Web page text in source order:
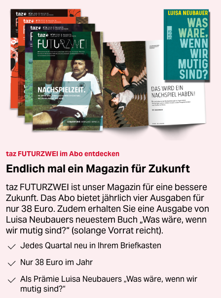
taz FUTURZWEI im Abo entdecken
Endlich mal ein Magazin für Zukunft
taz FUTURZWEI ist unser Magazin für eine bessere
Zukunft. Das Abo bietet jährlich vier Ausgaben für
nur 38 Euro. Zudem erhalten Sie eine Ausgabe von
Luisa Neubauers neuestem Buch „Was wäre, wenn
wir mutig sind?“ (solange Vorrat reicht).
Jedes Quartal neu in Ihrem Briefkasten
Nur 38 Euro im Jahr
Als Prämie Luisa Neubauers „Was wäre, wenn wir
mutig sind?“